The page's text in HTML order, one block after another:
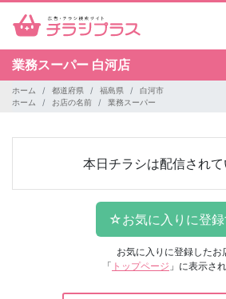
業務スーパー 白河店
ホーム 都道府県 福島県
白河市
ホーム
お店の名前 業務スーパー
本日チラシは配信され
お気に入りに登録したお
「 トップページ 」に表示さ